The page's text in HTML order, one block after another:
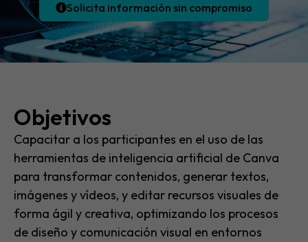
Solicita información sin compromiso
Objetivos
Capacitar a los participantes en el uso de las
herramientas de inteligencia artificial de Canva
para transformar contenidos, generar textos,
imágenes y vídeos, y editar recursos visuales de
forma ágil y creativa, optimizando los procesos
de diseño y comunicación visual en entornos